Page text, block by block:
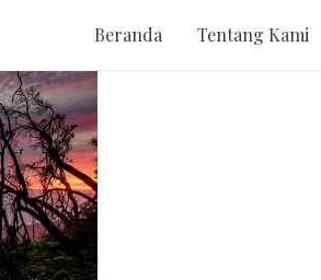
Beranda Tentang Kami